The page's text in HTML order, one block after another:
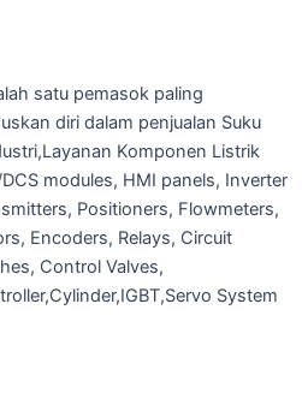
satu pemasok paling
diri dalam penjualan Suku
Komponen Listrik
modules, HMI panels, Inverter
Positioners, Flowmeters,
Encoders, Relays, Circuit
Control Valves,
System